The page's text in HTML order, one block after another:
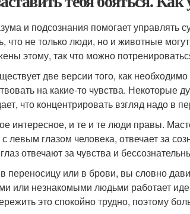
и подсознания помогает управлять
что не только люди, но и животные
этому, так что можно
две версии того, как
на какие-то чувства. Некоторые
что концентрировать взгляд надо в
интересное, и те и те люди правы.
левым глазом человека, отвечает за
отвечают за чувства и
переносицу или в брови, вы словно
или незнакомыми людьми работает
это спокойно трудно, поэтому